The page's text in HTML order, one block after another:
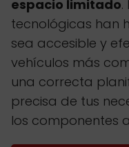
espacio limitado.
tecnológicas han
sea accesible y
vehículos más
una correcta
precisa de tus
los componentes